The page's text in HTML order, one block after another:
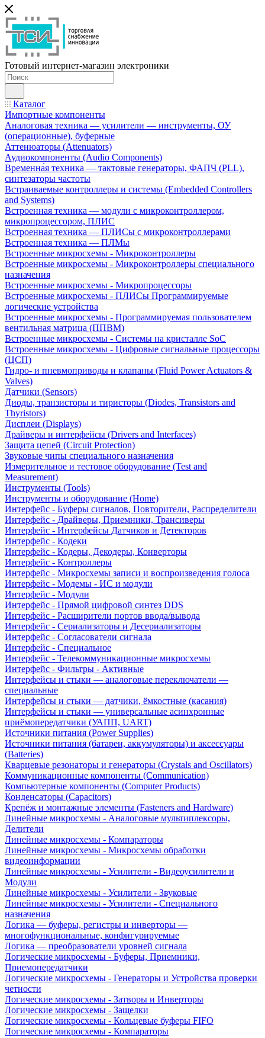
Готовый интернет-магазин электроники
Каталог
Импортные компоненты
Аналоговая техника — усилители — инструменты, ОУ
(операционные), буферные
Аттенюаторы (Attenuators)
Аудиокомпоненты (Audio Components)
Временна́я техника — тактовые генераторы, ФАПЧ (PLL),
синтезаторы частоты
Встраиваемые контроллеры и системы (Embedded Controllers
and Systems)
Встроенная техника — модули с микроконтроллером,
микропроцессором, ПЛИС
Встроенная техника — ПЛИСы с микроконтроллерами
Встроенная техника — ПЛМы
Встроенные микросхемы - Микроконтроллеры
Встроенные микросхемы - Микроконтроллеры специального
назначения
Встроенные микросхемы - Микропроцессоры
Встроенные микросхемы - ПЛИСы Программируемые
логические устройства
Встроенные микросхемы - Программируемая пользователем
вентильная матрица (ППВМ)
Встроенные микросхемы - Системы на кристалле SoC
Встроенные микросхемы - Цифровые сигнальные процессоры
(ЦСП)
Гидро- и пневмоприводы и клапаны (Fluid Power Actuators &
Valves)
Датчики (Sensors)
Диоды, транзисторы и тиристоры (Diodes, Transistors and
Thyristors)
Дисплеи (Displays)
Драйверы и интерфейсы (Drivers and Interfaces)
Защита цепей (Circuit Protection)
Звуковые чипы специального назначения
Измерительное и тестовое оборудование (Test and
Measurement)
Инструменты (Tools)
Инструменты и оборудование (Home)
Интерфейс - Буферы сигналов, Повторители, Распределители
Интерфейс - Драйверы, Приемники, Трансиверы
Интерфейс - Интерфейсы Датчиков и Детекторов
Интерфейс - Кодеки
Интерфейс - Кодеры, Декодеры, Конверторы
Интерфейс - Контроллеры
Интерфейс - Микросхемы записи и воспроизведения голоса
Интерфейс - Модемы - ИС и модули
Интерфейс - Модули
Интерфейс - Прямой цифровой синтез DDS
Интерфейс - Расширители портов ввода/вывода
Интерфейс - Сериализаторы и Десериализаторы
Интерфейс - Согласователи сигнала
Интерфейс - Специальное
Интерфейс - Телекоммуникационные микросхемы
Интерфейс - Фильтры - Активные
Интерфейсы и стыки — аналоговые переключатели —
специальные
Интерфейсы и стыки — датчики, ёмкостные (касания)
Интерфейсы и стыки — универсальные асинхронные
приёмопередатчики (УАПП, UART)
Источники питания (Power Supplies)
Источники питания (батареи, аккумуляторы) и аксессуары
(Batteries)
Кварцевые резонаторы и генераторы (Crystals and Oscillators)
Коммуникационные компоненты (Communication)
Компьютерные компоненты (Computer Products)
Конденсаторы (Capacitors)
Крепёж и монтажные элементы (Fasteners and Hardware)
Линейные микросхемы - Аналоговые мультиплексоры,
Делители
Линейные микросхемы - Компараторы
Линейные микросхемы - Микросхемы обработки
видеоинформации
Линейные микросхемы - Усилители - Видеоусилители и
Модули
Линейные микросхемы - Усилители - Звуковые
Линейные микросхемы - Усилители - Специального
назначения
Логика — буферы, регистры и инверторы —
многофункциональные, конфигурируемые
Логика — преобразователи уровней сигнала
Логические микросхемы - Буферы, Приемники,
Приемопередатчики
Логические микросхемы - Генераторы и Устройства проверки
четности
Логические микросхемы - Затворы и Инверторы
Логические микросхемы - Защелки
Логические микросхемы - Кольцевые буферы FIFO
Логические микросхемы - Компараторы